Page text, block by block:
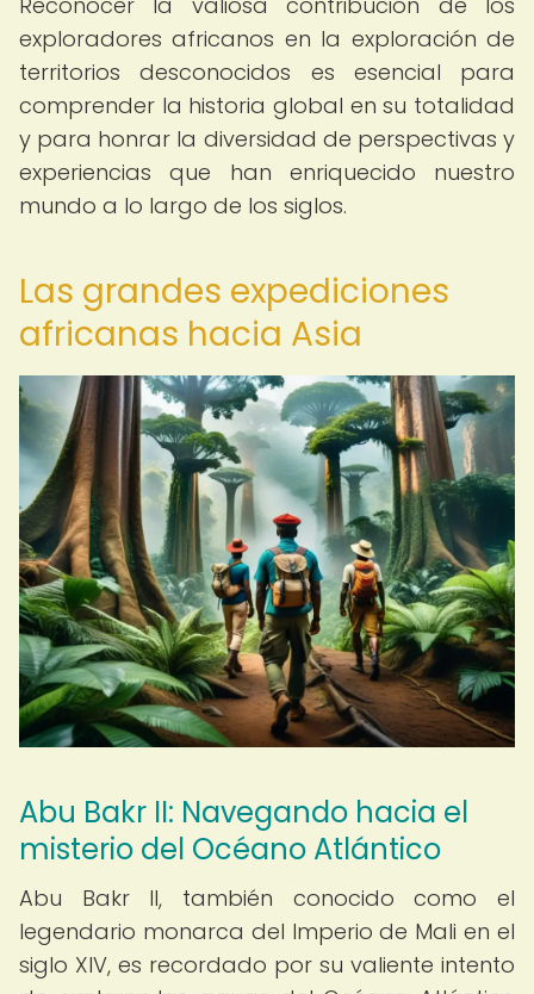
exploradores africanos en la exploración de
territorios desconocidos es esencial para
comprender la historia global en su totalidad
y para honrar la diversidad de perspectivas y
experiencias que han enriquecido nuestro
mundo a lo largo de los siglos.
Las grandes expediciones
africanas hacia Asia
Abu Bakr II: Navegando hacia el
misterio del Océano Atlántico
Abu Bakr II, también conocido como el
legendario monarca del Imperio de Mali en el
siglo XIV, es recordado por su valiente intento